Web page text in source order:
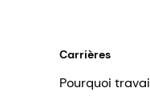
Carrières
Pourquoi